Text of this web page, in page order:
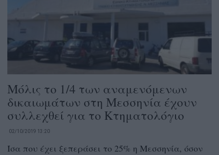
Μόλις το 1/4 των αναμενόμενων
δικαιωμάτων στη Μεσσηνία έχουν
συλλεχθεί για το Κτηματολόγιο
02/10/2019 13:20
Ίσα που έχει ξεπεράσει το 25% η Μεσσηνία, όσον